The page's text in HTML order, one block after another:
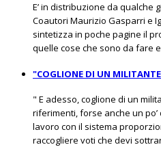
E’ in distribuzione da qualche
Coautori Maurizio Gasparri e
sintetizza in poche pagine il
quelle cose che sono da fare
"COGLIONE DI UN
" E adesso, coglione di un
riferimenti, forse anche un
lavoro con il sistema
raccogliere voti che devi